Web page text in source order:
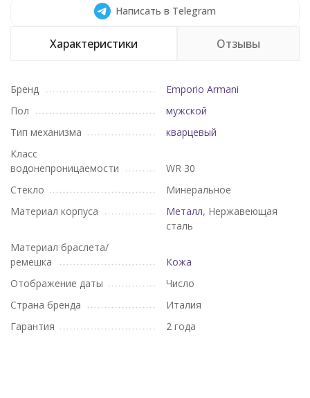
Написать в Telegram
Характеристики Отзывы
Бренд
Emporio Armani
Пол
мужской
Тип механизма
кварцевый
Класс
водонепроницаемости
WR 30
Стекло
Минеральное
Материал корпуса
Металл, Нержавеющая
сталь
Материал браслета/
ремешка
Кожа
Отображение даты
Число
Страна бренда
Италия
Гарантия
2 года